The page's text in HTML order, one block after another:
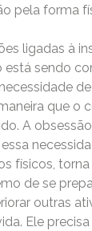
pela forma
ligadas à
sendo
que o
A
físicos,
de se
outras
Ele